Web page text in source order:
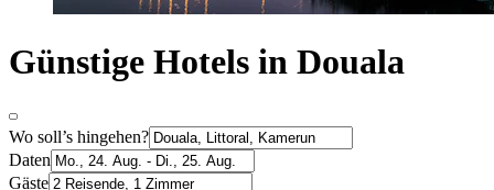
Günstige Hotels in Douala
Wo soll’s hingehen?
Daten
Gäste